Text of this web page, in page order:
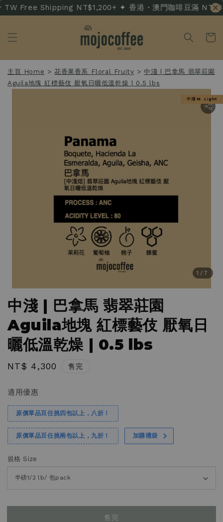
Free Shipping NT$1,200+ ✦ 香港・澳門咖啡豆滿
主頁 Home >花香果香系 Floral Fruity >中淺 | 巴拿馬 翡翠莊園
Aguila地塊 紅標藝伎 厭氧日曬低溫乾燥 | 0.5 lbs
1 /7
中淺 M. Light
中淺 | 巴拿馬 翡翠莊園
Aguila地塊 紅標藝伎 厭氧日
曬低溫乾燥 | 0.5 lbs
Regular
NT$ 4,300 售完
適用優惠
原價單品豆任挑四包以上，八折！
原價單品豆任挑兩包以上，九折！ 加購禮袋
規格 Size
售完